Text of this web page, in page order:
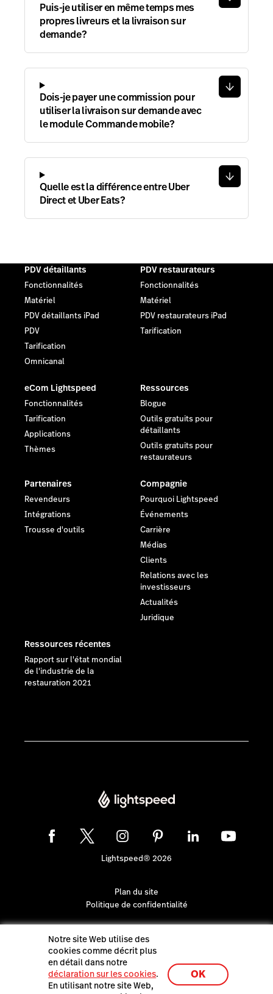
Puis-je utiliser en même temps mes
propres livreurs et la livraison sur
demande?
Dois-je payer une commission pour
utiliser la livraison sur demande avec
le module Commande mobile?
Quelle est la différence entre Uber
Direct et Uber Eats?
PDV détaillants
Fonctionnalités
Matériel
PDV détaillants iPad
PDV
Tarification
Omnicanal
PDV restaurateurs
Fonctionnalités
Matériel
PDV restaurateurs iPad
Tarification
eCom Lightspeed
Fonctionnalités
Tarification
Applications
Thèmes
Ressources
Blogue
Outils gratuits pour
détaillants
Outils gratuits pour
restaurateurs
Partenaires
Revendeurs
Intégrations
Trousse d'outils
Compagnie
Pourquoi Lightspeed
Événements
Carrière
Médias
Clients
Relations avec les
investisseurs
Actualités
Juridique
Ressources récentes
Rapport sur l'état mondial
de l'industrie de la
restauration 2021
Lightspeed® 2026
Plan du site
Politique de confidentialité
Notre site Web utilise des
cookies comme décrit plus
en détail dans notre
déclaration sur les cookies.
En utilisant notre site Web,
OK